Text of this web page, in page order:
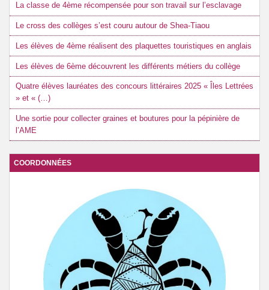
La classe de 4ème récompensée pour son travail sur l’esclavage
Le cross des collèges s’est couru autour de Shea-Tiaou
Les élèves de 4ème réalisent des plaquettes touristiques en anglais
Les élèves de 6ème découvrent les différents métiers du collège
Quatre élèves lauréates des concours littéraires 2025 « Îles Lettrées
» et « (…)
Une sortie pour collecter graines et boutures pour la pépinière de
l’AME
COORDONNÉES